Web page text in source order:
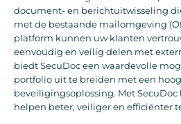
document- en berichtuitwisseling
met de bestaande mailomgeving
platform kunnen uw klanten
eenvoudig en veilig delen met
biedt SecuDoc een waardevolle
portfolio uit te breiden met een
beveiligingsoplossing. Met
helpen beter, veiliger en efficiënter